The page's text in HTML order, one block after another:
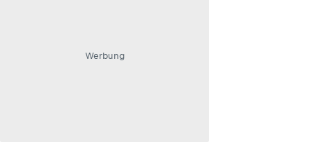
Werbung